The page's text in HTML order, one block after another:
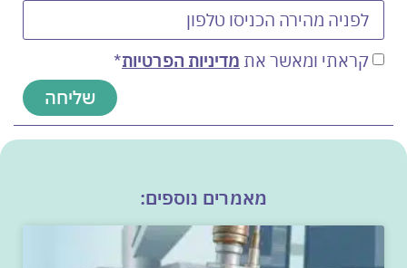
קראתי ומאשר את מדיניות הפרטיות*
שליחה
מאמרים נוספים: